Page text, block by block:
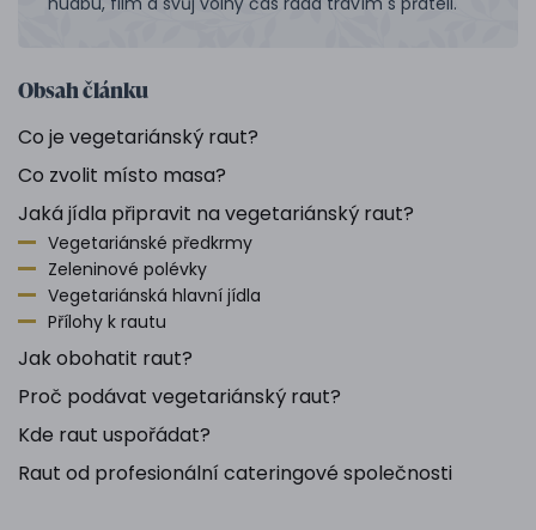
Obsah článku
Co je vegetariánský raut?
Co zvolit místo masa?
Jaká jídla připravit na vegetariánský raut?
Vegetariánské předkrmy
Zeleninové polévky
Vegetariánská hlavní jídla
Přílohy k rautu
Jak obohatit raut?
Proč podávat vegetariánský raut?
Kde raut uspořádat?
Raut od profesionální cateringové společnosti